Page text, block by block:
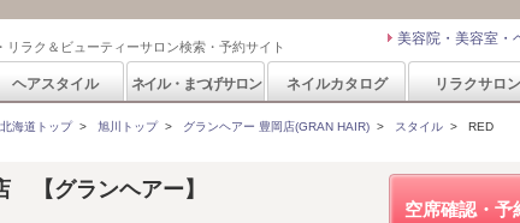
リラク＆ビューティーサロン検索・予約サイト 美容院・美容室・
ヘアスタイル ネイル・まつげサロン ネイルカタログ リラクサロン
北海道トップ> 旭川トップ> グランヘアー 豊岡店(GRAN HAIR) > スタイル > RED
空席確認・予
【グランヘアー】